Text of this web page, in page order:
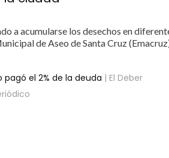
a acumularse los desechos en
de Aseo de Santa Cruz
pagó el 2% de la deuda | El Deber